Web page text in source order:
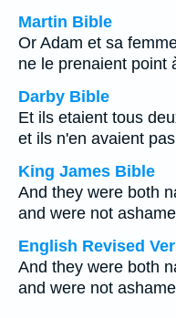
Martin Bible
Or Adam et sa
ne le prenaient point
Darby Bible
Et ils etaient tous
et ils n'en avaient
King James Bible
And they were both
and were not
English Revised
And they were both
and were not